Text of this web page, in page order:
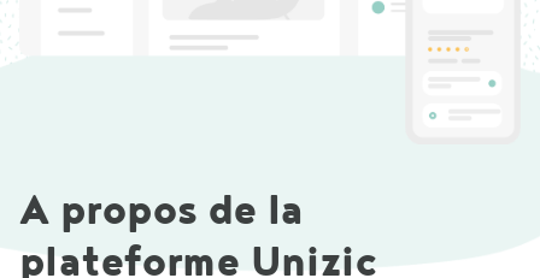
A propos de la
plateforme Unizic